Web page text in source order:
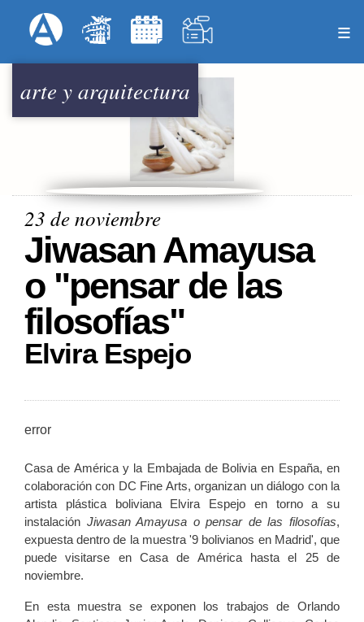
al
Menú Superior
arte y arquitectura
23 de noviembre
Jiwasan Amayusa
o "pensar de las
filosofías"
Elvira Espejo
error
Casa de América y la Embajada de Bolivia en España, en
colaboración con DC Fine Arts, organizan un diálogo con la
artista plástica boliviana Elvira Espejo en torno a su
instalación Jiwasan Amayusa o pensar de las filosofías,
expuesta dentro de la muestra '9 bolivianos en Madrid', que
puede visitarse en Casa de América hasta el 25 de
noviembre.
En esta muestra se exponen los trabajos de Orlando